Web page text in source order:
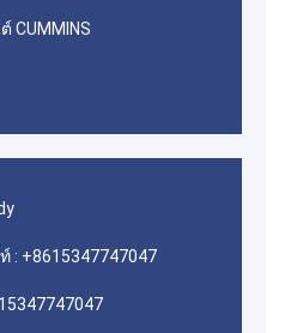
CUMMINS
: +8615347747047